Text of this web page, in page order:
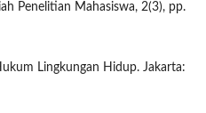
Penelitian Mahasiswa, 2(3), pp.
Lingkungan Hidup. Jakarta: